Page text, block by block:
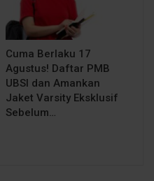
Cuma Berlaku 17
Agustus! Daftar PMB
UBSI dan Amankan
Jaket Varsity Eksklusif
Sebelum…